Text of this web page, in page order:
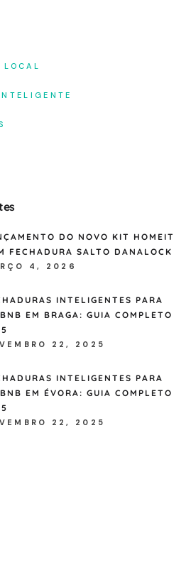
DO NOVO KIT HOMEIT
FECHADURA SALTO DANALOCK
4, 2026
INTELIGENTES PARA
EM BRAGA: GUIA COMPLETO
22, 2025
INTELIGENTES PARA
EM ÉVORA: GUIA COMPLETO
22, 2025